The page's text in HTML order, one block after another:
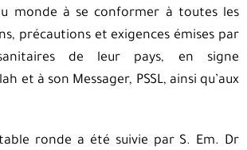
monde à se conformer à toutes les
précautions et exigences émises par
de leur pays, en signe
et à son Messager, PSSL, ainsi qu’aux
ronde a été suivie par S. Em. Dr